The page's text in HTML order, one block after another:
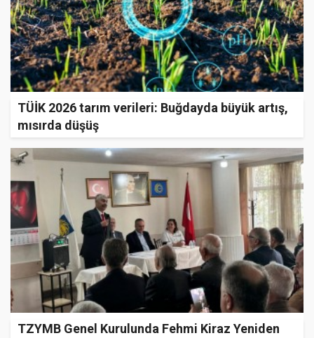
TÜİK 2026 tarım verileri: Buğdayda büyük artış,
mısırda düşüş
TZYMB Genel Kurulunda Fehmi Kiraz Yeniden